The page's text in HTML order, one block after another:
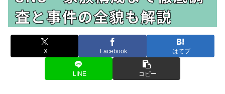
X Facebook はてブ
LINE コピー